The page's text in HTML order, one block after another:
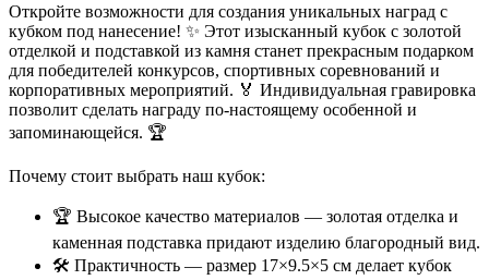
с
индивидуальной
гравировкой
Откройте возможности для создания уникальных наград с
кубком под нанесение! ✨ Этот изысканный кубок с золотой
отделкой и подставкой из камня станет прекрасным подарком
для победителей конкурсов, спортивных соревнований и
корпоративных мероприятий. 🏅 Индивидуальная гравировка
позволит сделать награду по-настоящему особенной и
запоминающейся. 🏆
Почему стоит выбрать наш кубок:
🏆 Высокое качество материалов — золотая отделка и
каменная подставка придают изделию благородный вид.
🛠 Практичность — размер 17×9.5×5 см делает кубок